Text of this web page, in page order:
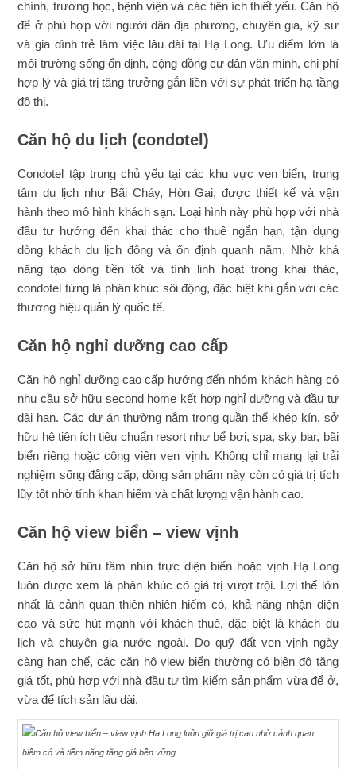
chính, trường học, bệnh viện và các tiện ích thiết yếu. Căn hộ
để ở phù hợp với người dân địa phương, chuyên gia, kỹ sư
và gia đình trẻ làm việc lâu dài tại Hạ Long. Ưu điểm lớn là
môi trường sống ổn định, cộng đồng cư dân văn minh, chi phí
hợp lý và giá trị tăng trưởng gắn liền với sự phát triển hạ tầng
đô thị.
Căn hộ du lịch (condotel)
Condotel tập trung chủ yếu tại các khu vực ven biển, trung
tâm du lịch như Bãi Cháy, Hòn Gai, được thiết kế và vận
hành theo mô hình khách sạn. Loại hình này phù hợp với nhà
đầu tư hướng đến khai thác cho thuê ngắn hạn, tận dụng
dòng khách du lịch đông và ổn định quanh năm. Nhờ khả
năng tạo dòng tiền tốt và tính linh hoạt trong khai thác,
condotel từng là phân khúc sôi động, đặc biệt khi gắn với các
thương hiệu quản lý quốc tế.
Căn hộ nghỉ dưỡng cao cấp
Căn hộ nghỉ dưỡng cao cấp hướng đến nhóm khách hàng có
nhu cầu sở hữu second home kết hợp nghỉ dưỡng và đầu tư
dài hạn. Các dự án thường nằm trong quần thể khép kín, sở
hữu hệ tiện ích tiêu chuẩn resort như bể bơi, spa, sky bar, bãi
biển riêng hoặc công viên ven vịnh. Không chỉ mang lại trải
nghiệm sống đẳng cấp, dòng sản phẩm này còn có giá trị tích
lũy tốt nhờ tính khan hiếm và chất lượng vận hành cao.
Căn hộ view biển – view vịnh
Căn hộ sở hữu tầm nhìn trực diện biển hoặc vịnh Hạ Long
luôn được xem là phân khúc có giá trị vượt trội. Lợi thế lớn
nhất là cảnh quan thiên nhiên hiếm có, khả năng nhận diện
cao và sức hút mạnh với khách thuê, đặc biệt là khách du
lịch và chuyên gia nước ngoài. Do quỹ đất ven vịnh ngày
càng hạn chế, các căn hộ view biển thường có biên độ tăng
giá tốt, phù hợp với nhà đầu tư tìm kiếm sản phẩm vừa để ở,
vừa để tích sản lâu dài.